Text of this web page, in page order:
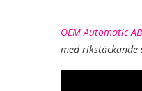
OEM Automatic AB
med rikstäckande